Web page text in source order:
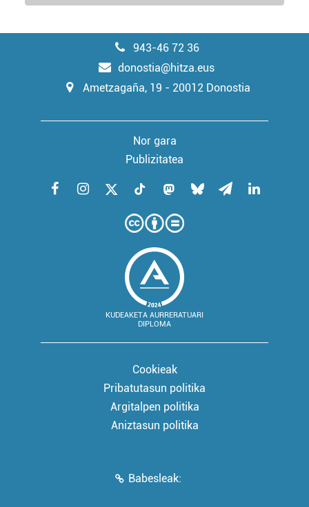
943-46 72 36
donostia@hitza.eus
Ametzagaña, 19 - 20012 Donostia
Nor gara
Publizitatea
KUDEAKETA AURRERATUARI
DIPLOMA
Cookieak
Pribatutasun politika
Argitalpen politika
Aniztasun politika
Babesleak: